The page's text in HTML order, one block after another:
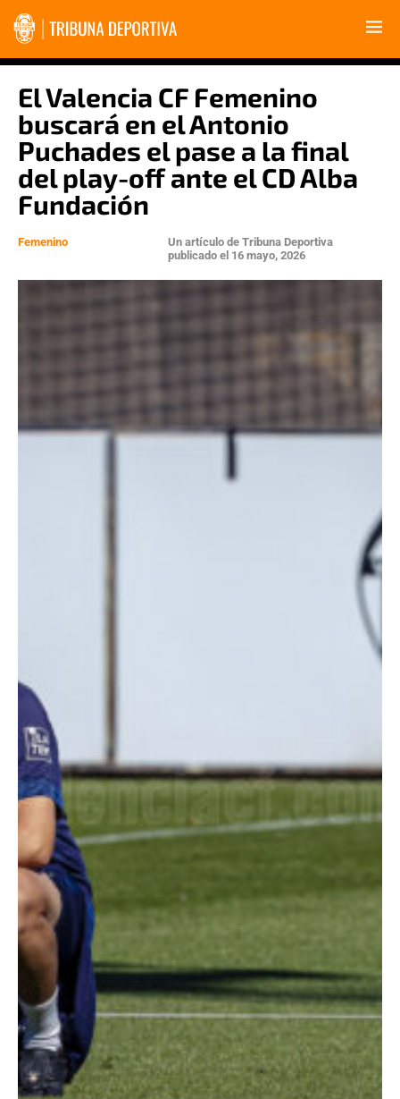
El Valencia CF Femenino
buscará en el Antonio
Puchades el pase a la final
del play-off ante el CD Alba
Fundación
Femenino Un artículo de Tribuna Deportiva
publicado el 16 mayo, 2026